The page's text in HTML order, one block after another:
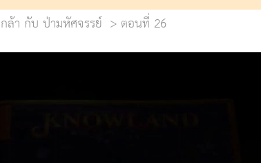
ล้า กับ ป่ามหัศจรรย์ ตอนที่ 26